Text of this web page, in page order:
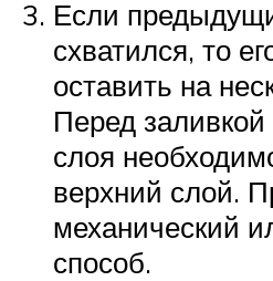
Если
схватился, то
оставить на
Перед
слоя
верхний слой.
механический
способ.